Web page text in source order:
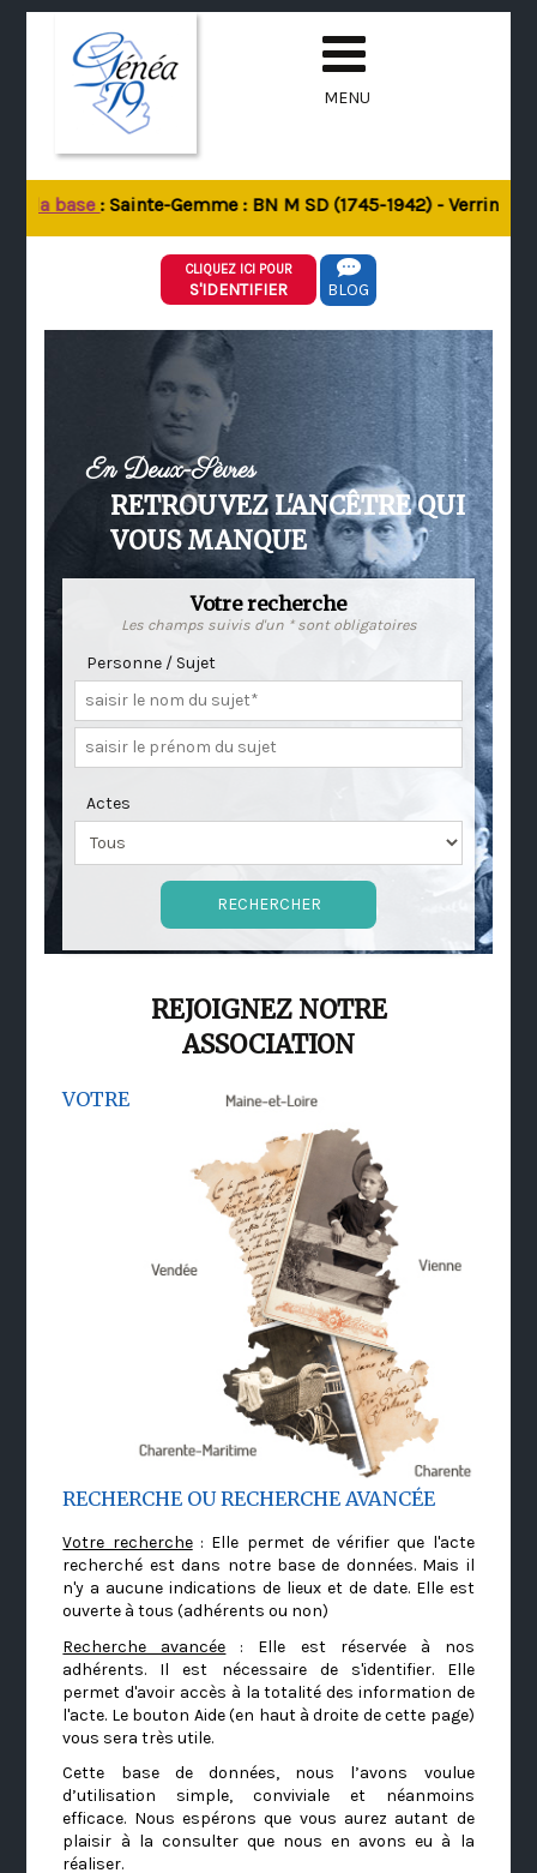
MENU
la base: Sainte-Gemme : BN M SD (1745-1942) - Verrines-
CLIQUEZ ICI POUR
S'IDENTIFIER BLOG
En Deux-Sèvres
RETROUVEZ L'ANCÊTRE QUI
VOUS MANQUE
Votre recherche
Les champs suivis d'un * sont obligatoires
Personne / Sujet
Actes
REJOIGNEZ NOTRE
ASSOCIATION
VOTRE
RECHERCHE OU RECHERCHE AVANCÉE
Votre recherche: Elle permet de vérifier que l'acte
recherché est dans notre base de données. Mais il
n'y a aucune indications de lieux et de date. Elle est
ouverte à tous (adhérents ou non)
Recherche avancée : Elle est réservée à nos
adhérents. Il est nécessaire de s'identifier. Elle
permet d'avoir accès à la totalité des information de
l'acte. Le bouton Aide (en haut à droite de cette page)
vous sera très utile.
Cette base de données, nous l’avons voulue
d’utilisation simple, conviviale et néanmoins
efficace. Nous espérons que vous aurez autant de
plaisir à la consulter que nous en avons eu à la
réaliser.